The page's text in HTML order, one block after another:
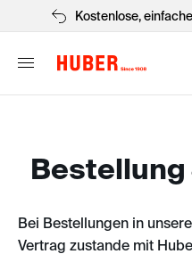
Kostenlose,
Bestellung
Bei Bestellungen in
Vertrag zustande mit